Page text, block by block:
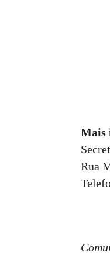
Mais
Rua